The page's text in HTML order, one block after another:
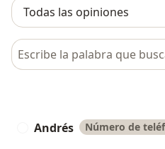
Busca en opiniones
Andrés Número de